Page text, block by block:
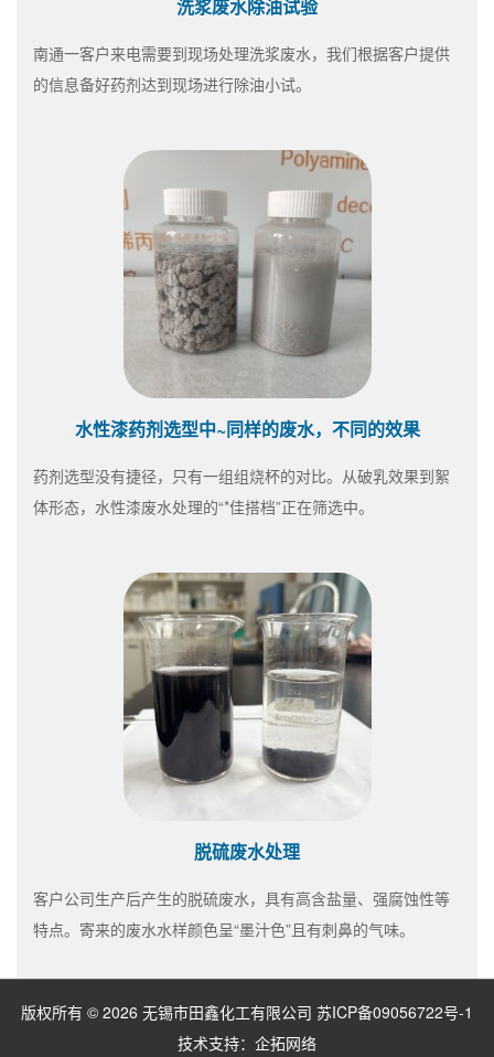
洗浆废水除油试验
南通一客户来电需要到现场处理洗浆废水，我们根据客户提供
的信息备好药剂达到现场进行除油小试。
水性漆药剂选型中~同样的废水，不同的效果
药剂选型没有捷径，只有一组组烧杯的对比。从破乳效果到絮
体形态，水性漆废水处理的“*佳搭档”正在筛选中。
脱硫废水处理
客户公司生产后产生的脱硫废水，具有高含盐量、强腐蚀性等
特点。寄来的废水水样颜色呈“墨汁色”且有刺鼻的气味。
版权所有 © 2026 无锡市田鑫化工有限公司 苏ICP备09056722号-1
技术支持： 企拓网络